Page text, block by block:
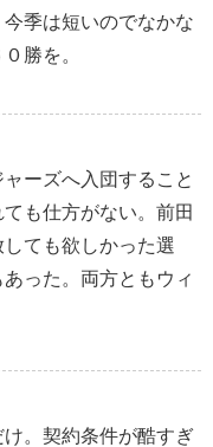
季は短いのでなかな
勝を。
ーズへ入団すること
も仕方がない。前田
ても欲しかった選
った。両方ともウィ
。契約条件が酷すぎ